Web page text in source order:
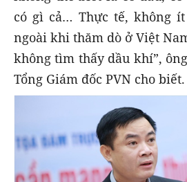
có gì cả… Thực tế, không
ngoài khi thăm dò ở Việt
không tìm thấy dầu khí”,
Tổng Giám đốc PVN cho biết.